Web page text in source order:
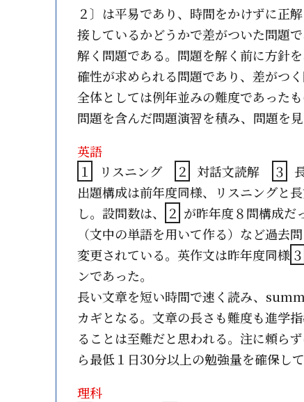
２〕は平易であり、時間をかけずに正
接しているかどうかで差がついた問題で
解く問題である。問題を解く前に方針
確性が求められる問題であり、差がつく
全体としては例年並みの難度であった
問題を含んだ問題演習を積み、問題を
英語
１
リスニング ２ 対話文読解 ３
出題構成は前年度同様、リスニングと
し。設問数は、
２ が昨年度８問構成だ
（文中の単語を用いて作る）など過去
変更されている。英作文は昨年度同様 ３
ンであった。
長い文章を短い時間で速く読み、
カギとなる。文章の長さも難度も進学
ることは至難だと思われる。注に頼ら
ら最低１日30分以上の勉強量を確保して
理科